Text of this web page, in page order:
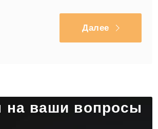
Далее
на ваши вопросы